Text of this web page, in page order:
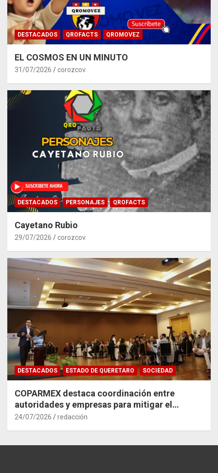
DESTACADOS QROFACTS QROMOVEZ
EL COSMOS EN UN MINUTO
31/07/2026 corozcov
DESTACADOS PERSONAJES QROFACTS
Cayetano Rubio
29/07/2026 corozcov
DESTACADOS ESTADO DE QUERETARO SOCIEDAD
COPARMEX destaca coordinación entre
autoridades y empresas para mitigar el
impacto del Tren México–Querétaro
24/07/2026 redacción